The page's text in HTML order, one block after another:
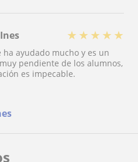
★ ★ ★ ★ ★
ha ayudado mucho y es un
pendiente de los alumnos,
es impecable.